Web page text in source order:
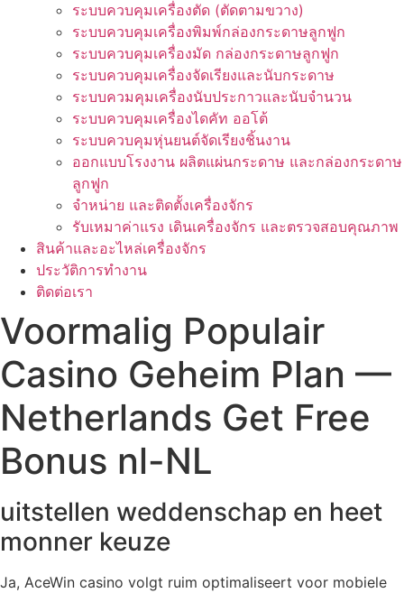
ระบบควบคุมเครื่องตัด (ตัดตามขวาง)
ระบบควบคุมเครื่องพิมพ์กล่องกระดาษลูกฟูก
ระบบควบคุมเครื่องมัด กล่องกระดาษลูกฟูก
ระบบควบคุมเครื่องจัดเรียงและนับกระดาษ
ระบบควมคุมเครื่องนับประกาวและนับจำนวน
ระบบควบคุมเครื่องไดคัท ออโต้
ระบบควบคุมหุ่นยนต์จัดเรียงชิ้นงาน
ออกแบบโรงงาน ผลิตแผ่นกระดาษ และกล่องกระดาษ
ลูกฟูก
จำหน่าย และติดตั้งเครื่องจักร
รับเหมาค่าแรง เดินเครื่องจักร และตรวจสอบคุณภาพ
สินค้าและอะไหล่เครื่องจักร
ประวัติการทำงาน
ติดต่อเรา
Voormalig Populair
Casino Geheim Plan —
Netherlands Get Free
Bonus nl-NL
uitstellen weddenschap en heet
monner keuze
Ja, AceWin casino volgt ruim optimaliseert voor mobiele